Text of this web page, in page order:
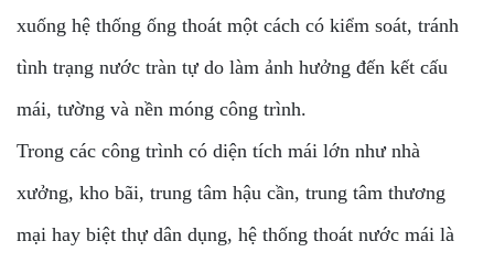
xuống hệ thống ống thoát một cách có kiểm soát, tránh
tình trạng nước tràn tự do làm ảnh hưởng đến kết cấu
mái, tường và nền móng công trình.
Trong các công trình có diện tích mái lớn như nhà
xưởng, kho bãi, trung tâm hậu cần, trung tâm thương
mại hay biệt thự dân dụng, hệ thống thoát nước mái là